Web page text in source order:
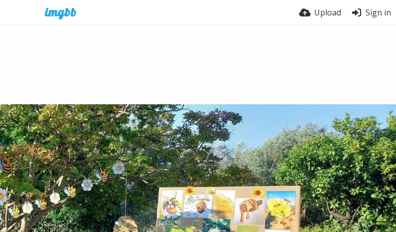
Upload Sign in